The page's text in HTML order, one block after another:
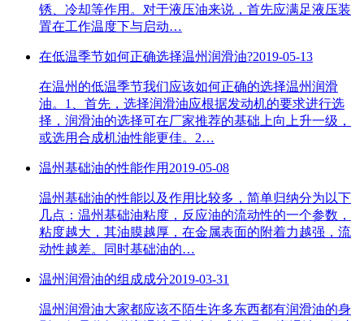
锈、冷却等作用。对于液压油来说，首先应满足液压装
置在工作温度下与启动…
在低温季节如何正确选择温州润滑油?2019-05-13
在温州的低温季节我们应该如何正确的选择温州润滑
油。1、首先，选择润滑油应根据发动机的要求进行选
择，润滑油的选择可在厂家推荐的基础上向上升一级，
或选用合成机油性能更佳。2…
温州基础油的性能作用 2019-05-08
温州基础油的性能以及作用比较多，简单归纳分为以下
几点：温州基础油粘度，反应油的流动性的一个参数，
粘度越大，其油膜越厚，在金属表面的附着力越强，流
动性越差。同时基础油的…
温州润滑油的组成成分2019-03-31
温州润滑油大家都应该不陌生许多东西都有润滑油的身